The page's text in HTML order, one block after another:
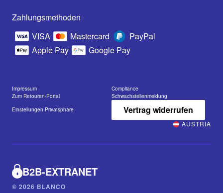
Zahlungsmethoden
VISA
Mastercard
PayPal
Apple Pay
Google Pay
Impressum
Compliance
Zum Retouren-Portal
Schwachstellenmeldung
Einstellungen Privatsphäre
Vertrag widerrufen
AUSTRIA
B2B-EXTRANET
© 2026 BLANCO